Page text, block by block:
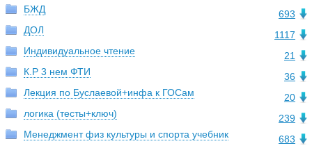
693
БЖД
1117
ДОЛ
21
Индивидуальное чтение
36
К.Р 3 нем ФТИ
20
Лекция по Буслаевой+инфа к ГОСам
239
логика (тесты+ключ)
683
Менеджмент физ культуры и спорта учебник